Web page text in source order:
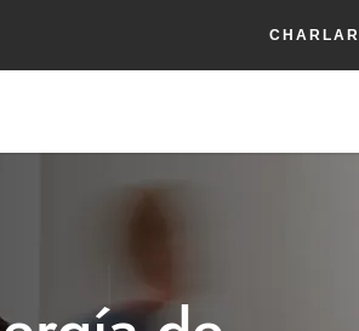
CHARLAR